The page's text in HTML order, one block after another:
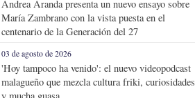
Andrea Aranda presenta un nuevo ensayo sobre
María Zambrano con la vista puesta en el
centenario de la Generación del 27
03 de agosto de 2026
'Hoy tampoco ha venido': el nuevo videopodcast
malagueño que mezcla cultura friki, curiosidades